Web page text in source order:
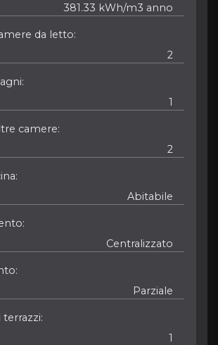
381.33 kWh/m3 anno
da letto
2
1
camere
2
Abitabile
Centralizzato
Parziale
terrazzi
1